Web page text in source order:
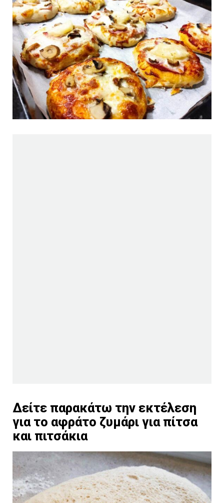
Δείτε παρακάτω την εκτέλεση
για το αφράτο ζυμάρι για πίτσα
και πιτσάκια